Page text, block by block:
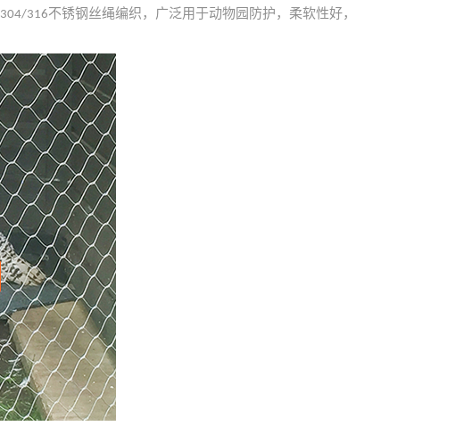
304/316不锈钢丝绳编织，广泛用于动物园防护，柔软性好，